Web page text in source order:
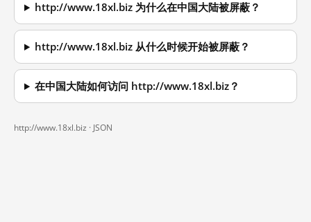
http://www.18xl.biz 为什么在中国大陆被屏蔽？
http://www.18xl.biz 从什么时候开始被屏蔽？
在中国大陆如何访问 http://www.18xl.biz？
http://www.18xl.biz · JSON